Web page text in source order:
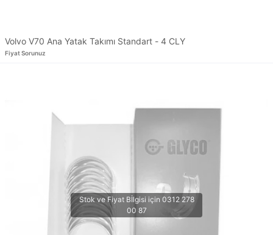
Volvo V70 Ana Yatak Takımı Standart - 4 CLY
Fiyat Sorunuz